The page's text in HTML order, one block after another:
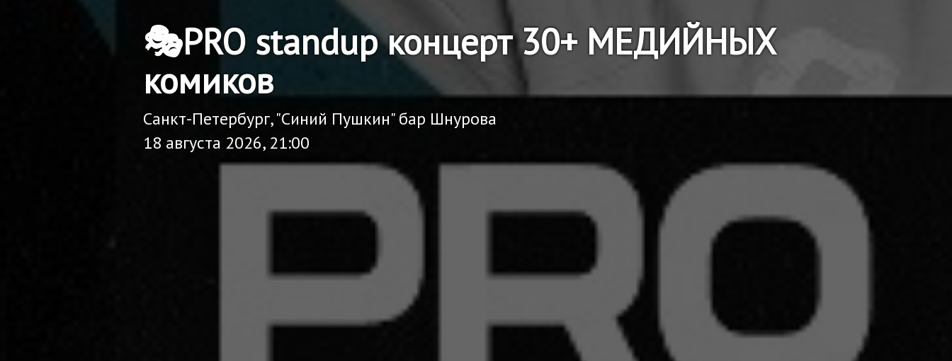
🎭PRO standup концерт 30+ МЕДИЙНЫХ
комиков
Санкт-Петербург, "Синий Пушкин" бар Шнурова
18 августа 2026, 21:00